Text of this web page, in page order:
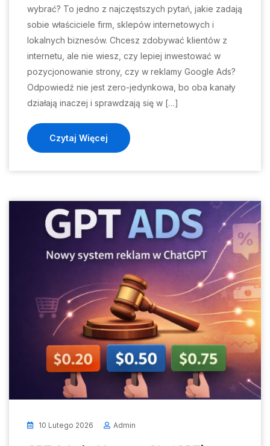
wybrać? To jedno z najczęstszych pytań, jakie zadają
sobie właściciele firm, sklepów internetowych i
lokalnych biznesów. Chcesz zdobywać klientów z
internetu, ale nie wiesz, czy lepiej inwestować w
pozycjonowanie strony, czy w reklamy Google Ads?
Odpowiedź nie jest zero-jedynkowa, bo oba kanały
działają inaczej i sprawdzają się w […]
Czytaj Więcej
10 Lutego 2026 Admin